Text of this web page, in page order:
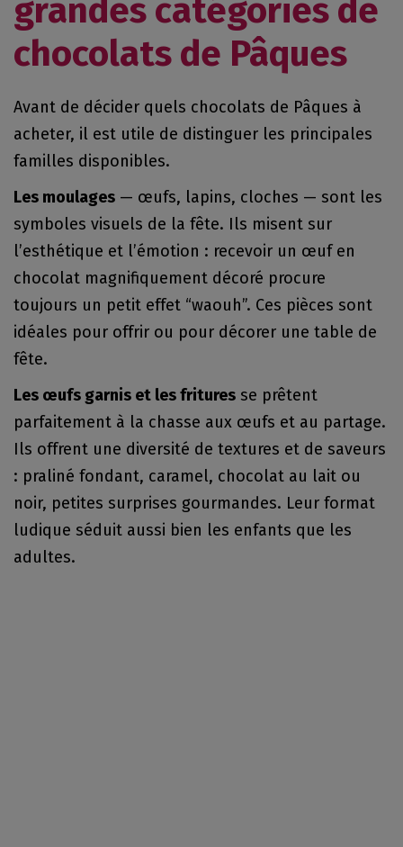
grandes catégories de
chocolats de Pâques
Avant de décider quels chocolats de Pâques à
acheter, il est utile de distinguer les principales
familles disponibles.
Les moulages — œufs, lapins, cloches — sont les
symboles visuels de la fête. Ils misent sur
l’esthétique et l’émotion : recevoir un œuf en
chocolat magnifiquement décoré procure
toujours un petit effet “waouh”. Ces pièces sont
idéales pour offrir ou pour décorer une table de
fête.
Les œufs garnis et les fritures se prêtent
parfaitement à la chasse aux œufs et au partage.
Ils offrent une diversité de textures et de saveurs
: praliné fondant, caramel, chocolat au lait ou
noir, petites surprises gourmandes. Leur format
ludique séduit aussi bien les enfants que les
adultes.